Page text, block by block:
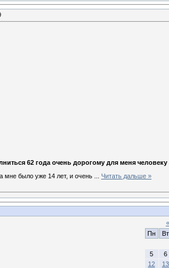
62 года очень дорогому для меня
мне было уже 14 лет, и очень
Читать дальше »
«
Пн
Вт
5
6
12
13